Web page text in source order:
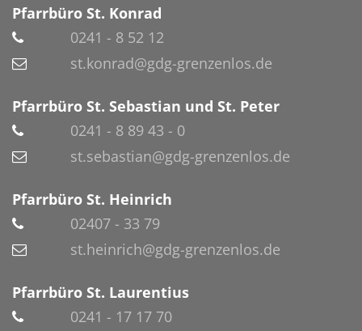
Pfarrbüro St. Konrad
0241 - 8 52 12
st.konrad@gdg-grenzenlos.de
Pfarrbüro St. Sebastian und St. Peter
0241 - 8 89 43 - 0
st.sebastian@gdg-grenzenlos.de
Pfarrbüro St. Heinrich
02407 - 33 79
st.heinrich@gdg-grenzenlos.de
Pfarrbüro St. Laurentius
0241 - 17 17 70